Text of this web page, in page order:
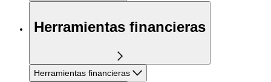
Herramientas financieras
Herramientas financieras